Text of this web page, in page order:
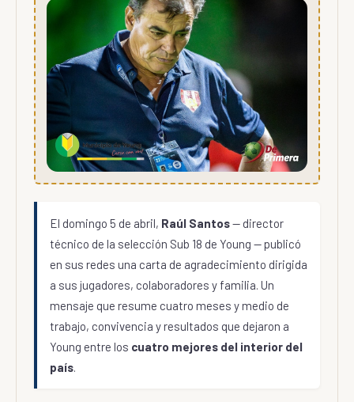
El domingo 5 de abril, Raúl Santos— director
técnico de la selección Sub 18 de Young — publicó
en sus redes una carta de agradecimiento dirigida
a sus jugadores, colaboradores y familia. Un
mensaje que resume cuatro meses y medio de
trabajo, convivencia y resultados que dejaron a
Young entre los cuatro mejores del interior del
país.